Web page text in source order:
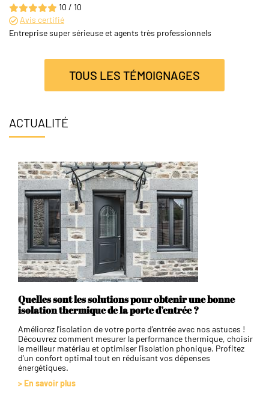
10 / 10
Avis certifié
Entreprise super sérieuse et agents très professionnels
TOUS LES TÉMOIGNAGES
ACTUALITÉ
Quelles sont les solutions pour obtenir une bonne
isolation thermique de la porte d’entrée ?
Améliorez l'isolation de votre porte d'entrée avec nos astuces !
Découvrez comment mesurer la performance thermique, choisir
le meilleur matériau et optimiser l'isolation phonique. Profitez
d'un confort optimal tout en réduisant vos dépenses
énergétiques.
> En savoir plus